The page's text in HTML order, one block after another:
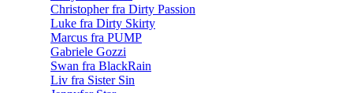
Christopher fra Dirty Passion
Luke fra Dirty Skirty
Marcus fra PUMP
Gabriele Gozzi
Swan fra BlackRain
Liv fra Sister Sin